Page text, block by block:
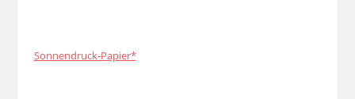
Sonnendruck-Papier*